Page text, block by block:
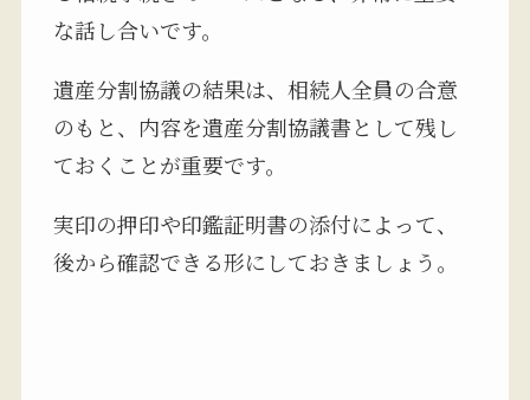
な話し合いです。
遺産分割協議の結果は、相続人全員の合意
のもと、内容を遺産分割協議書として残し
ておくことが重要です。
実印の押印や印鑑証明書の添付によって、
後から確認できる形にしておきましょう。